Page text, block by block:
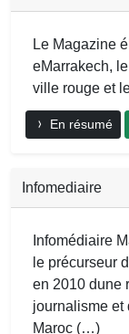
Le Magazine
eMarrakech,
ville rouge et
En résumé
Infomediaire
Infomédiaire
le précurseur
en 2010 dune
journalisme et
Maroc (…)